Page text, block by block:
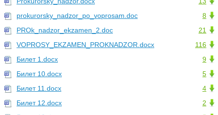
8
prokurorsky_nadzor_po_voprosam.doc
21
PROk_nadzor_ekzamen_2.doc
116
VOPROSY_EKZAMEN_PROKNADZOR.docx
9
Билет 1.docx
5
Билет 10.docx
4
Билет 11.docx
2
Билет 12.docx